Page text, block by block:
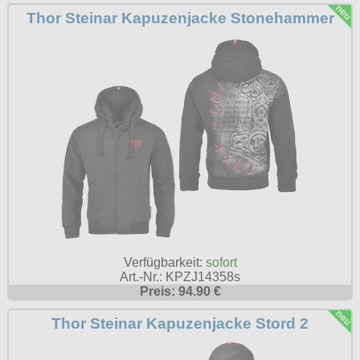
Petticoats
T-Shirts
Begriffe
Dobermann
Hot Rod
Nordische Götterwelt
Ostzone
Punkrock
Rockabilly
Wikinger
Thor Steinar Kapuzenjacke Stonehammer
Verfügbarkeit: sofort
Art.-Nr.: KPZJ14358s
Preis: 94.90 €
Thor Steinar Kapuzenjacke Stord 2